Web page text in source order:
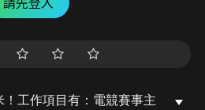
工作項目有：電競賽事主